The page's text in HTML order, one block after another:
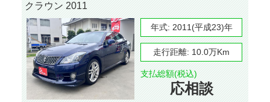
クラウン 2011
年式: 2011(平成23)年
走行距離: 10.0万Km
支払総額(税込)
応相談